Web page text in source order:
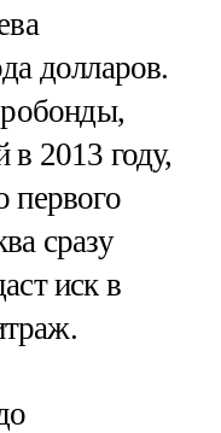
долларов.
в 2013 году,
первого
сразу
иск в